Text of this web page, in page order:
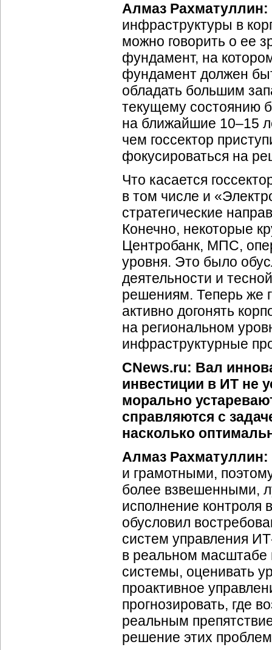
Алмаз Рахматуллин:
инфраструктуры в
можно говорить о ее
фундамент, на
фундамент должен
обладать большим
текущему состоянию
на ближайшие 10–15
чем госсектор
фокусироваться на
Что касается
в том числе и
стратегические
Конечно, некоторые
Центробанк, МПС,
уровня. Это было
деятельности и
решениям. Теперь же
активно догонять
на региональном
инфраструктурные
CNews.ru: Вал
инвестиции в ИТ не
морально
справляются с
насколько
Алмаз Рахматуллин:
и грамотными,
более взвешенными,
исполнение контроля
обусловил
систем управления
в реальном масштабе
системы, оценивать
проактивное
прогнозировать, где
реальным
решение этих